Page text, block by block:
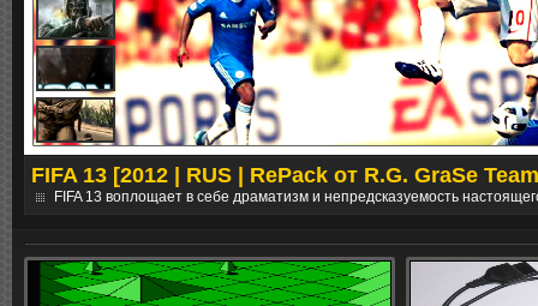
FIFA 13 [2012 | RUS | RePack от R.G. GraSe
FIFA 13 воплощает в себе драматизм и непредсказуемость